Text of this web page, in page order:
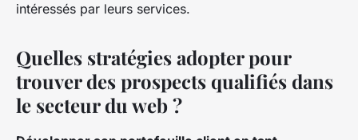
intéressés par leurs services.
Quelles stratégies adopter pour
trouver des prospects qualifiés dans
le secteur du web ?